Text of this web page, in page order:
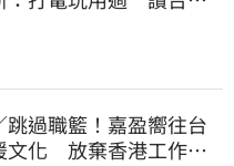
跳過職籃！嘉盈嚮往台
文化 放棄香港工作跨